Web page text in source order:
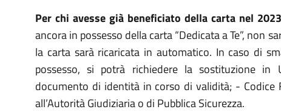
Per chi avesse già beneficiato della carta nel 2023
ancora in possesso della carta “Dedicata a Te”, non
la carta sarà ricaricata in automatico. In caso di
possesso, si potrà richiedere la sostituzione
documento di identità in corso di validità; - Codice
all’Autorità Giudiziaria o di Pubblica Sicurezza.